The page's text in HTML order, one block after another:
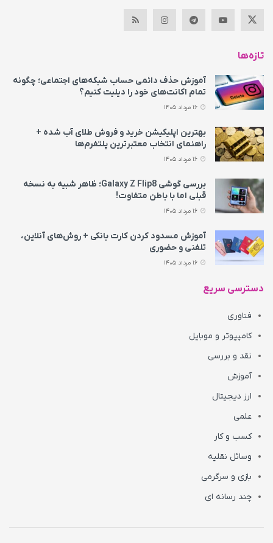
تازه‌ها
آموزش حذف دائمی حساب شبکه‌های اجتماعی؛ چگونه
تمام اکانت‌های خود را دیلیت کنیم؟
بهترین اپلیکیشن خرید و فروش طلای آب شده +
راهنمای انتخاب معتبرترین پلتفرم‌ها
بررسی گوشی Galaxy Z Flip8؛ ظاهر شبیه به نسخه
قبلی اما با باطن متفاوت!
آموزش مسدود کردن کارت بانکی + روش‌های آنلاین،
تلفنی و حضوری
دسترسی سریع
فناوری
کامپیوتر و موبایل
نقد و بررسی
آموزش
ارز دیجیتال
علمی
کسب و کار
وسائل نقلیه
بازی و سرگرمی
چند رسانه ای